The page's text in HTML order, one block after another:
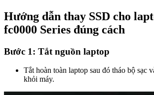
Hướng dẫn thay SSD cho
fc0000 Series đúng cách
Bước 1: Tắt nguồn laptop
Tắt hoàn toàn laptop sau đó tháo bộ sạc
khỏi máy.